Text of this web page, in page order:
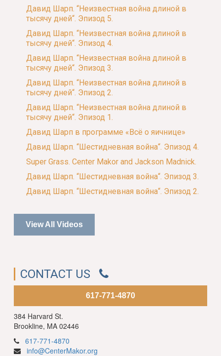
Давид Шарп. “Неизвестная война длиной в
тысячу дней“. Эпизод 5.
Давид Шарп. “Неизвестная война длиной в
тысячу дней“. Эпизод 4.
Давид Шарп. “Неизвестная война длиной в
тысячу дней“. Эпизод 3.
Давид Шарп. “Неизвестная война длиной в
тысячу дней“. Эпизод 2.
Давид Шарп. “Неизвестная война длиной в
тысячу дней“. Эпизод 1.
Давид Шарп в программе «Всё о яичнице»
Давид Шарп. “Шестидневная война“. Эпизод 4.
Super Grass. Center Makor and Jackson Madnick.
Давид Шарп. “Шестидневная война“. Эпизод 3.
Давид Шарп. “Шестидневная война“. Эпизод 2.
View All Videos
CONTACT US
617-771-4870
384 Harvard St.
Brookline, MA 02446
617-771-4870
info@CenterMakor.org